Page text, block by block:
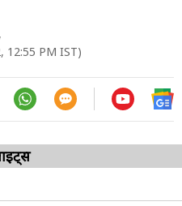
12:55 PM IST)